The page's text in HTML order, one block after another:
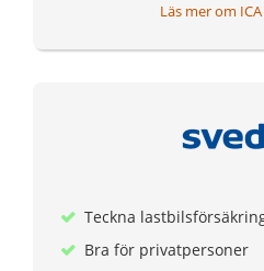
Läs mer om
Teckna
Bra för privatpersoner